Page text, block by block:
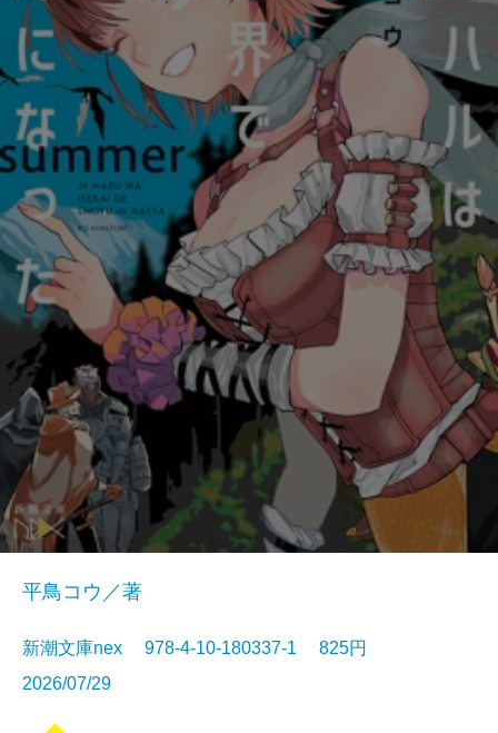
平鳥コウ／著
新潮文庫nex 978-4-10-180337-1 825円
2026/07/29